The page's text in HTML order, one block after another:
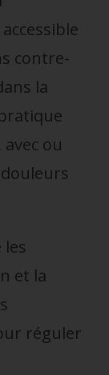
contre-
la
ou
et la
réguler